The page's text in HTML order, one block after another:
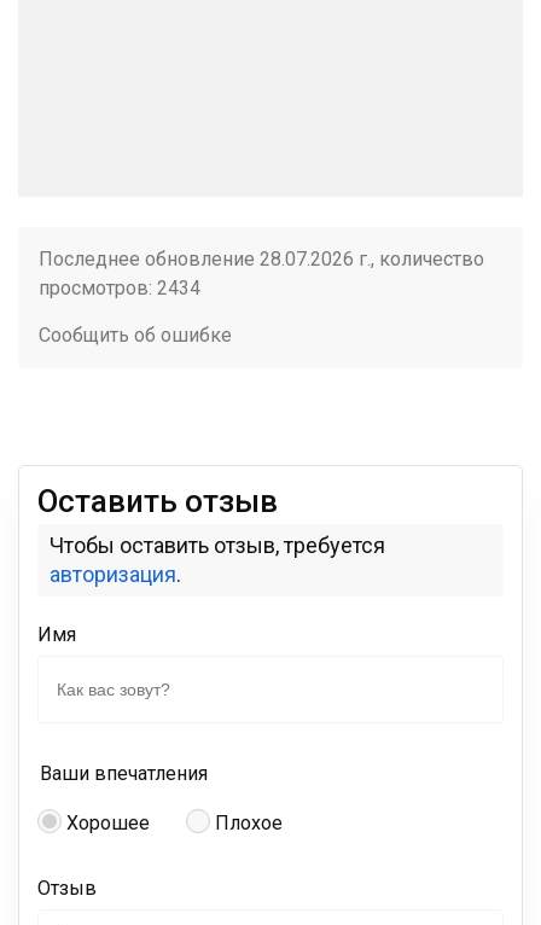
Последнее обновление 28.07.2026 г., количество
просмотров: 2434
Сообщить об ошибке
Оставить отзыв
Чтобы оставить отзыв, требуется
авторизация.
Имя
Ваши впечатления
Хорошее Плохое
Отзыв